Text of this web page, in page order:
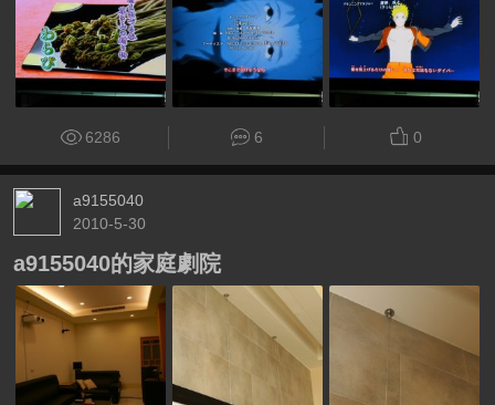
6286 6 0
a9155040
2010-5-30
a9155040的家庭劇院